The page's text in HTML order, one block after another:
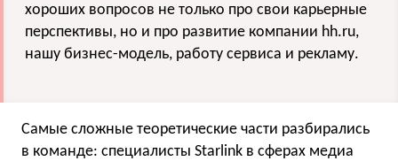
хороших вопросов не только про свои карьерные
перспективы, но и про развитие компании hh.ru,
нашу бизнес-модель, работу сервиса и рекламу.
Самые сложные теоретические части разбирались
в команде: специалисты Starlink в сферах медиа